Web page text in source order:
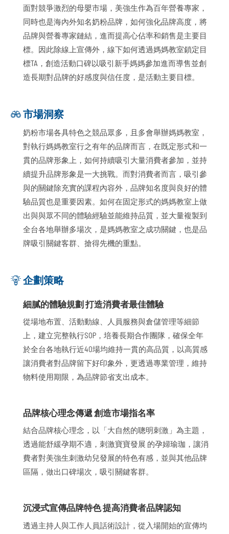
面對競爭激烈的母嬰市場，美強生作為百年營養專家，
同時也是海內外知名奶粉品牌，如何強化品牌高度，將
品牌與營養專家鏈結，進而提高心佔率和銷售是主要目
標。因此除線上宣傳外，線下如何透過媽媽教室鎖定目
標TA，創造活動口碑以吸引新手媽媽參加進而導售並創
造長期對品牌的好感度與信任度，是活動主要目標。
市場洞察
奶粉市場各具特色之競品眾多，且多會舉辦媽媽教室，
對執行媽媽教室行之有年的品牌而言，在既定形式和一
貫的品牌形象上，如何持續吸引大量消費者參加，並持
續提升品牌形象是一大挑戰。而對消費者而言，吸引參
與的關鍵除充實的課程內容外，品牌知名度與良好的體
驗品質也是重要因素。如何在固定形式的媽媽教室上做
出與與眾不同的體驗經驗並能維持品質，並大量複製到
全台各地舉辦多場次，是媽媽教室之成功關鍵，也是品
牌吸引關鍵客群、搶得先機的重點。
企劃策略
細膩的體驗規劃 打造消費者最佳體驗
從場地布置、活動動線、人員服務與倉儲管理等細節
上，建立完整執行SOP，培養長期合作團隊，確保全年
於全台各地執行近40場均維持一貫的高品質，以高質感
讓消費者對品牌留下好印象外，更透過專業管理，維持
物料使用期限，為品牌節省支出成本。
品牌核心理念傳遞 創造市場指名率
結合品牌核心理念，以「大自然的聰明刺激」為主題，
透過能舒緩孕期不適，刺激寶寶發展 的孕婦瑜珈，讓消
費者對美強生刺激幼兒發展的特色有感，並與其他品牌
區隔，做出口碑場次，吸引關鍵客群。
沉浸式宣傳品牌特色 提高消費者品牌認知
透過主持人與工作人員話術設計，從入場開始的宣傳均